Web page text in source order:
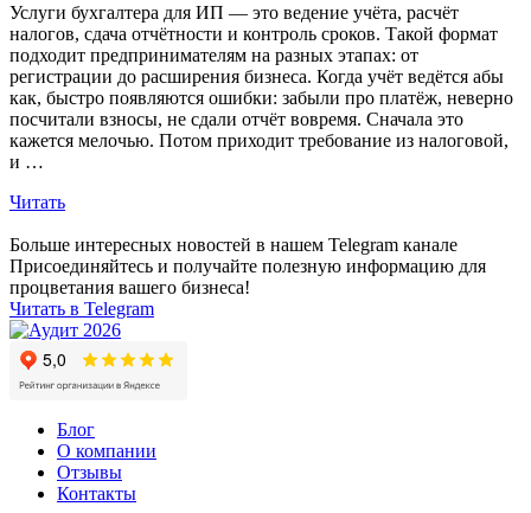
Услуги бухгалтера для ИП — это ведение учёта, расчёт
налогов, сдача отчётности и контроль сроков. Такой формат
подходит предпринимателям на разных этапах: от
регистрации до расширения бизнеса. Когда учёт ведётся абы
как, быстро появляются ошибки: забыли про платёж, неверно
посчитали взносы, не сдали отчёт вовремя. Сначала это
кажется мелочью. Потом приходит требование из налоговой,
и …
Читать
Больше интересных новостей в нашем Telegram канале
Присоединяйтесь и получайте полезную информацию для
процветания вашего бизнеса!
Читать в Telegram
Блог
О компании
Отзывы
Контакты